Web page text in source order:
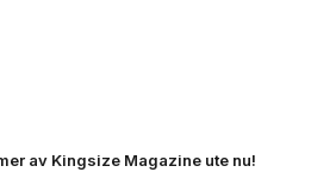
av Kingsize Magazine ute nu!